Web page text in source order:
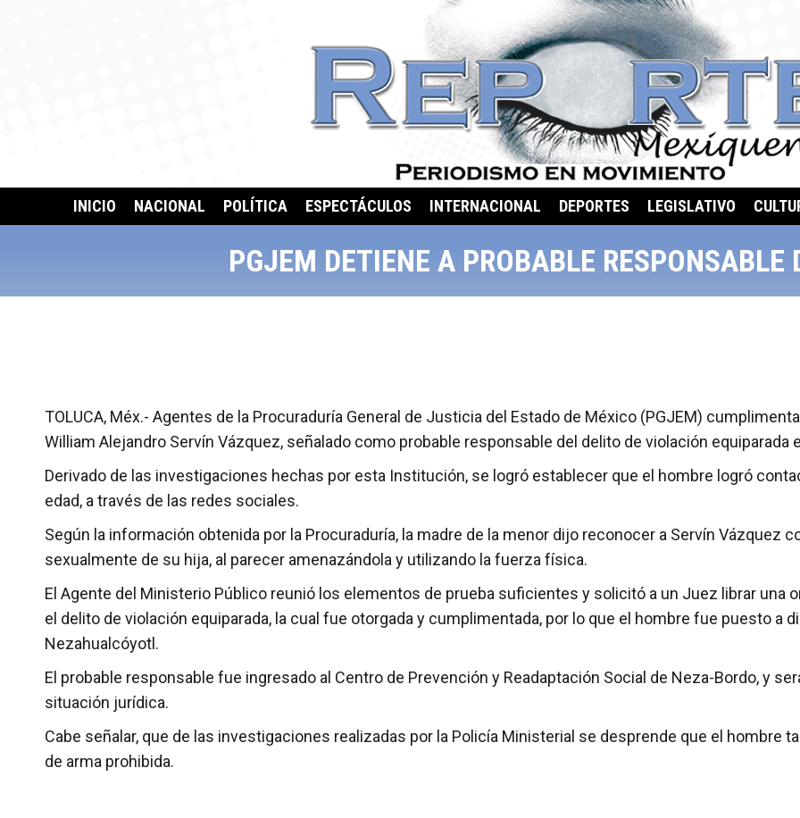
INICIO NACIONAL POLÍTICA ESPECTÁCULOS INTERNACIONAL DEPORTES LEGISLATIVO
PGJEM DETIENE A PROBABLE RESPONSABLE
TOLUCA, Méx.- Agentes de la Procuraduría General de Justicia del Estado de México (PGJEM)
William Alejandro Servín Vázquez, señalado como probable responsable del delito de violación equiparada
Derivado de las investigaciones hechas por esta Institución, se logró establecer que el hombre logró
edad, a través de las redes sociales.
Según la información obtenida por la Procuraduría, la madre de la menor dijo reconocer a Servín Vázquez
sexualmente de su hija, al parecer amenazándola y utilizando la fuerza física.
El Agente del Ministerio Público reunió los elementos de prueba suficientes y solicitó a un Juez librar una
el delito de violación equiparada, la cual fue otorgada y cumplimentada, por lo que el hombre fue puesto a
Nezahualcóyotl.
El probable responsable fue ingresado al Centro de Prevención y Readaptación Social de Neza-Bordo, y
situación jurídica.
Cabe señalar, que de las investigaciones realizadas por la Policía Ministerial se desprende que el hombre
de arma prohibida.